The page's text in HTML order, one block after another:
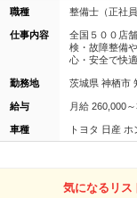
職種 整備士（正社員
仕事内容
全国５００店
検・故障整備
心・安全で快適
勤務地 茨城県 神栖市
給与 月給 260,000
車種 トヨタ 日産
気になるリス